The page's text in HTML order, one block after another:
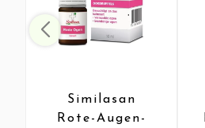
Similasan
Rote-Augen-